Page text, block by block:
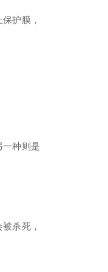
护膜，
一种则是
杀死，